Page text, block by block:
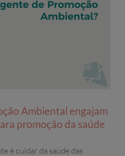
Ambiental engajam
promoção da saúde
é cuidar da saúde das